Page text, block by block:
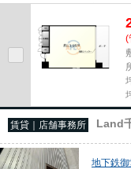
尚、弊社ではおとり広告は一
(
賃貸｜店舗事務所 Land
地下鉄